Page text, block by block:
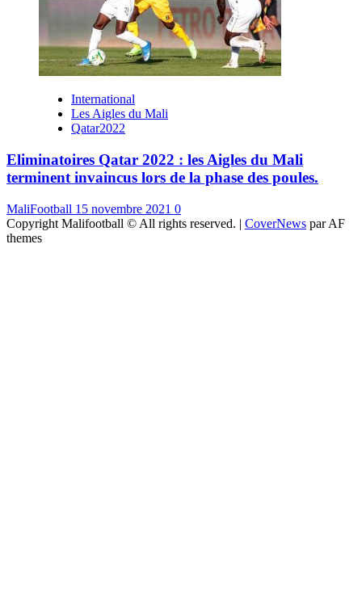
International
Les Aigles du Mali
Qatar2022
Eliminatoires Qatar 2022 : les Aigles du Mali
terminent invaincus lors de la phase des poules.
MaliFootball 15 novembre 2021 0
Copyright Malifootball © All rights reserved. | CoverNews par AF
themes